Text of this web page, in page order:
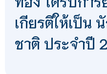
เกียรติให้เป็น
ชาติ ประจำปี